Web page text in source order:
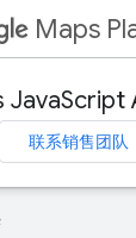
Maps
JavaScript
联系销售团队